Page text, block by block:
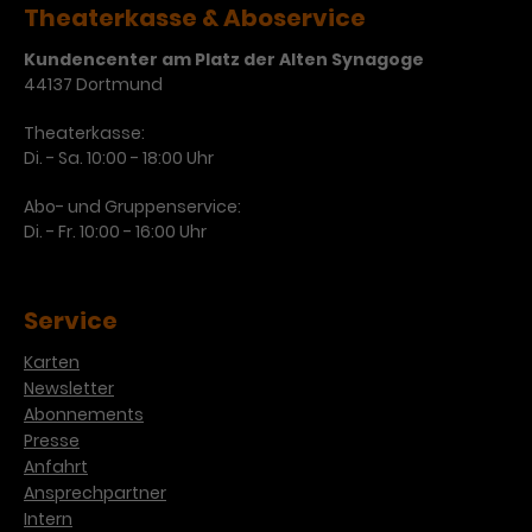
verschiedene Websites hinweg.
Theaterkasse & Aboservice
Kundencenter am Platz der Alten Synagoge
44137 Dortmund
Theaterkasse:
Di. - Sa. 10:00 - 18:00 Uhr
Abo- und Gruppenservice:
Di. - Fr. 10:00 - 16:00 Uhr
Service
Karten
Newsletter
Abonnements
Presse
Anfahrt
Ansprechpartner
Intern